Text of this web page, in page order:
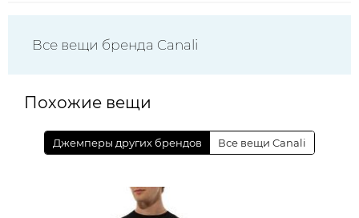
Все вещи бренда Canali
Похожие вещи
Джемперы других брендов Все вещи Canali